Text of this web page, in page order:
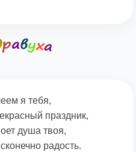
я тебя,
праздник,
душа твоя,
радость.